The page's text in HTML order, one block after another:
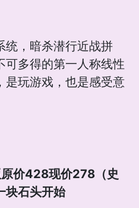
统，暗杀潜行近战拼
可多得的第一人称线性
是玩游戏，也是感受意
原价428现价278（史
石头开始